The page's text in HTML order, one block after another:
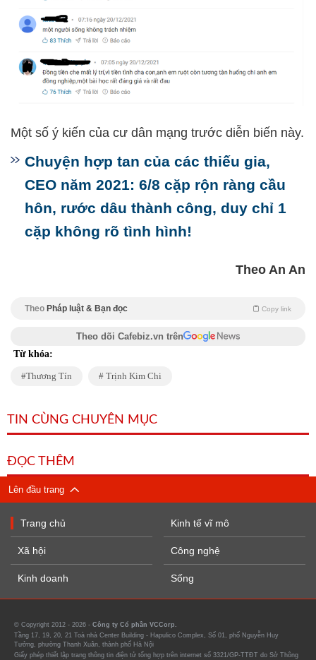
Một số ý kiến của cư dân mạng trước diễn biến này.
Chuyện hợp tan của các thiếu gia,
CEO năm 2021: 6/8 cặp rộn ràng cầu
hôn, rước dâu thành công, duy chỉ 1
cặp không rõ tình hình!
Theo An An
Theo Pháp luật & Bạn đọc Copy link
Theo dõi Cafebiz.vn trên
Từ khóa:
Thương Tín Trịnh Kim Chi
TIN CÙNG CHUYÊN MỤC
ĐỌC THÊM
Lên đầu trang
Trang chủ
Xã hội
Kinh doanh
Kinh tế vĩ mô
Công nghệ
Sống
© Copyright 2012 - 2026 - Công ty Cổ phần VCCorp.
Tầng 17, 19, 20, 21 Toà nhà Center Building - Hapulico Complex, Số 01, phố Nguyễn Huy
Tưởng, phường Thanh Xuân, thành phố Hà Nội
Giấy phép thiết lập trang thông tin điện tử tổng hợp trên internet số 3321/GP-TTĐT do Sở Thông